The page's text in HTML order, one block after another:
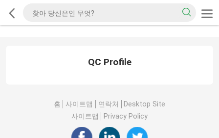
QC Profile
홈 사이트맵 연락처
Desktop Site
사이트맵
Privacy Policy